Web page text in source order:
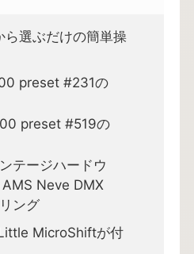
ら選ぶだけの簡単操
preset #231の
preset #519の
テージハードウ
AMS Neve DMX
ング
MicroShiftが付